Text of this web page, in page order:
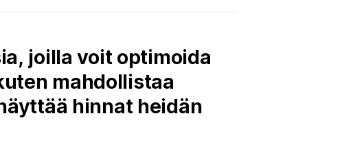
joilla voit optimoida
mahdollistaa
hinnat heidän